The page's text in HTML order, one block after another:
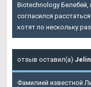
Biotechnology Белебей
согласился
котят по нескольку раз.
отзыв оставил(а)
Фамилией известной